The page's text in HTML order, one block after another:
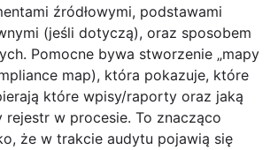
źródłowymi, podstawami
(jeśli dotyczą), oraz sposobem
Pomocne bywa stworzenie „mapy
map), która pokazuje, które
które wpisy/raporty oraz jaką
rejestr w procesie. To znacząco
że w trakcie audytu pojawią się